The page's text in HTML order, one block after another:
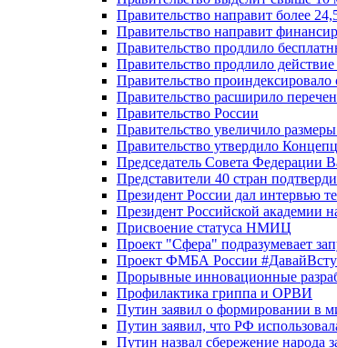
Правительство направит более
Правительство направит
Правительство продлило
Правительство продлило
Правительство
Правительство расширило
Правительство России
Правительство увеличило
Правительство утвердило
Председатель Совета Федерации
Представители 40 стран
Президент России дал интервью
Президент Российской академии
Присвоение статуса НМИЦ
Проект "Сфера" подразумевает
Проект ФМБА России
Прорывные инновационные
Профилактика гриппа и ОРВИ
Путин заявил о формировании в
Путин заявил, что РФ
Путин назвал сбережение народа